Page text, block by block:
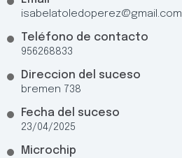
isabelatoledoperez@gmail.com
Teléfono de contacto
956268833
Direccion del suceso
bremen 738
Fecha del suceso
23/04/2025
Microchip